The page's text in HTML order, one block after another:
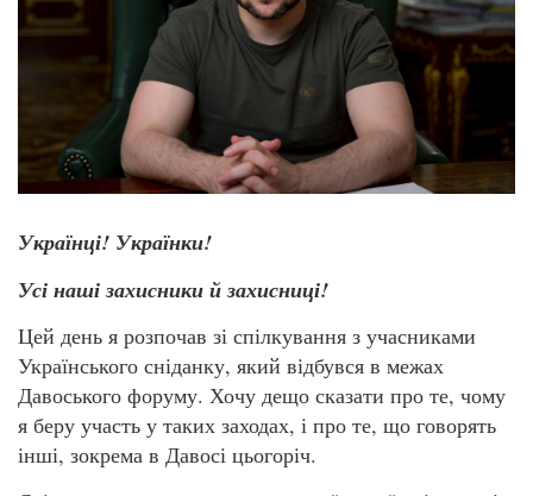
Українці! Українки!
Усі наші захисники й захисниці!
Цей день я розпочав зі спілкування з учасниками
Українського сніданку, який відбувся в межах
Давоського форуму. Хочу дещо сказати про те, чому
я беру участь у таких заходах, і про те, що говорять
інші, зокрема в Давосі цьогоріч.